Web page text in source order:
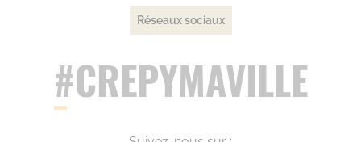
Réseaux sociaux
#CREPYMAVILLE